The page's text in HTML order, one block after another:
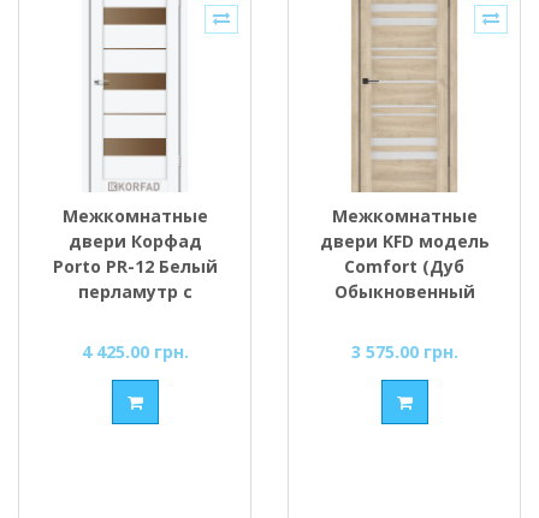
Межкомнатные
двери Корфад
Porto PR-12 Белый
перламутр с
стеклом
4 425.00 грн.
Межкомнатные
двери KFD модель
Comfort (Дуб
Обыкновенный
Сатин/BLK черным
3 575.00 грн.